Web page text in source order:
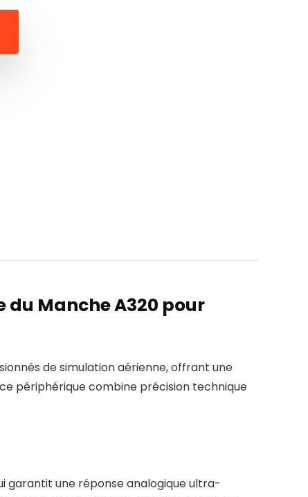
du Manche A320 pour
de simulation aérienne, offrant une
périphérique combine précision technique
garantit une réponse analogique ultra-